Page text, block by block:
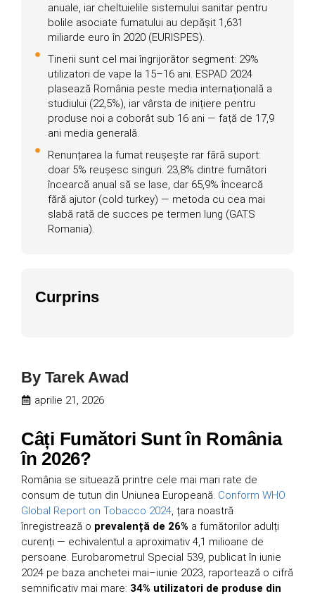
anuale, iar cheltuielile sistemului sanitar pentru
bolile asociate fumatului au depășit 1,631
miliarde euro în 2020 (EURISPES).
Tinerii sunt cel mai îngrijorător segment: 29%
utilizatori de vape la 15–16 ani. ESPAD 2024
plasează România peste media internațională a
studiului (22,5%), iar vârsta de inițiere pentru
produse noi a coborât sub 16 ani — față de 17,9
ani media generală.
Renunțarea la fumat reușește rar fără suport:
doar 5% reușesc singuri. 23,8% dintre fumători
încearcă anual să se lase, dar 65,9% încearcă
fără ajutor (cold turkey) — metoda cu cea mai
slabă rată de succes pe termen lung (GATS
Romania).
Curprins
By Tarek Awad
aprilie 21, 2026
Câți Fumători Sunt în România
în 2026?
România se situează printre cele mai mari rate de
consum de tutun din Uniunea Europeană. Conform WHO
Global Report on Tobacco 2024, țara noastră
înregistrează o prevalență de 26% a fumătorilor adulți
curenți — echivalentul a aproximativ 4,1 milioane de
persoane. Eurobarometrul Special 539, publicat în iunie
2024 pe baza anchetei mai–iunie 2023, raportează o cifră
semnificativ mai mare: 34% utilizatori de produse din